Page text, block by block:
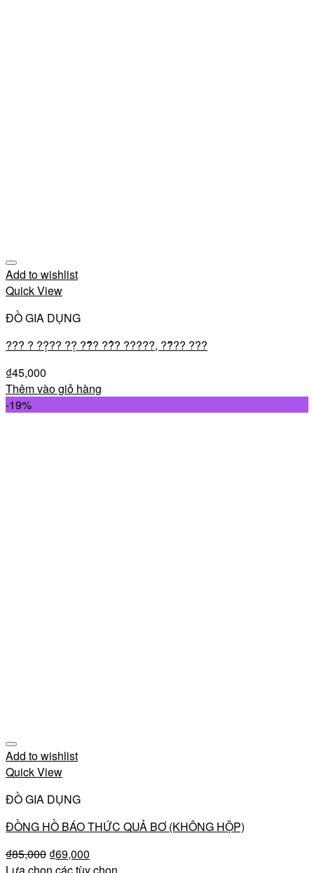
Add to wishlist
Quick View
ĐỒ GIA DỤNG
??? ? ??̣?? ??̣ ??̆́? ??̉? ?????, ??̆?? ???
₫45,000
Thêm vào giỏ hàng
-19%
Add to wishlist
Quick View
ĐỒ GIA DỤNG
ĐỒNG HỒ BÁO THỨC QUẢ BƠ (KHÔNG HỘP)
₫85,000 ₫69,000